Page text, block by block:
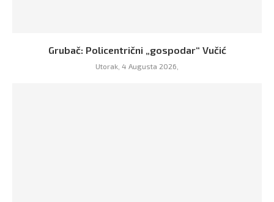
Grubač: Policentrični „gospodar“ Vučić
Utorak, 4 Augusta 2026,